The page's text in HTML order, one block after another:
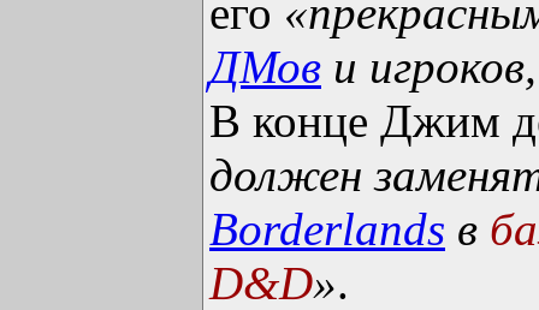
его
ДМов и
В конце Джим
должен
Borderlands в
D&D».